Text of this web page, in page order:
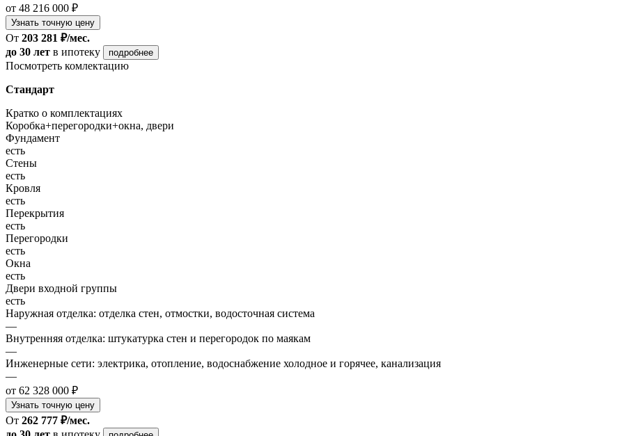
от 48 216 000 ₽
Узнать точную цену
От 203 281 ₽/мес.
до 30 лет в ипотеку подробнее
Посмотреть комлектацию
Стандарт
Кратко о комплектациях
Коробка+перегородки+окна, двери
Фундамент
есть
Стены
есть
Кровля
есть
Перекрытия
есть
Перегородки
есть
Окна
есть
Двери входной группы
есть
Наружная отделка: отделка стен, отмостки, водосточная система
—
Внутренняя отделка: штукатурка стен и перегородок по маякам
—
Инженерные сети: электрика, отопление, водоснабжение холодное и горячее, канализация
—
от 62 328 000 ₽
Узнать точную цену
От 262 777 ₽/мес.